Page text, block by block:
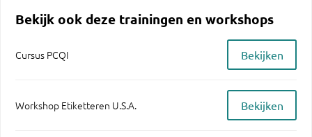
Bekijk ook deze trainingen en workshops
Cursus PCQI Bekijken
Workshop Etiketteren U.S.A. Bekijken